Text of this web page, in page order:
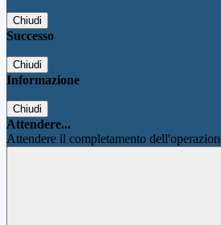
Chiudi
Successo
Chiudi
Informazione
Chiudi
Attendere...
Attendere il completamento